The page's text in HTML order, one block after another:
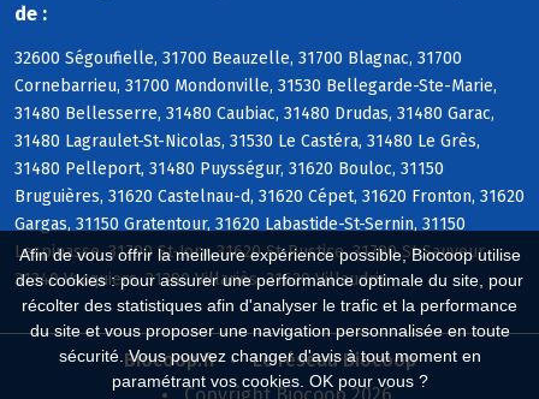
Afin de vous offrir la meilleure expérience possible, Biocoop utilise
des cookies : pour assurer une performance optimale du site, pour
récolter des statistiques afin d'analyser le trafic et la performance
du site et vous proposer une navigation personnalisée en toute
sécurité. Vous pouvez changer d'avis à tout moment en
paramétrant vos cookies. OK pour vous ?
de :
32600 Ségoufielle, 31700 Beauzelle, 31700 Blagnac, 31700
Cornebarrieu, 31700 Mondonville, 31530 Bellegarde-Ste-Marie,
31480 Bellesserre, 31480 Caubiac, 31480 Drudas, 31480 Garac,
31480 Lagraulet-St-Nicolas, 31530 Le Castéra, 31480 Le Grès,
31480 Pelleport, 31480 Puysségur, 31620 Bouloc, 31150
Bruguières, 31620 Castelnau-d, 31620 Cépet, 31620 Fronton, 31620
Gargas, 31150 Gratentour, 31620 Labastide-St-Sernin, 31150
Lespinasse, 31790 St-Jory, 31620 St-Rustice, 31790 St-Sauveur,
31340 Vacquiers, 31380 Villariès, 31620 Villaudric
Biocoop.fr
Le réseau Biocoop